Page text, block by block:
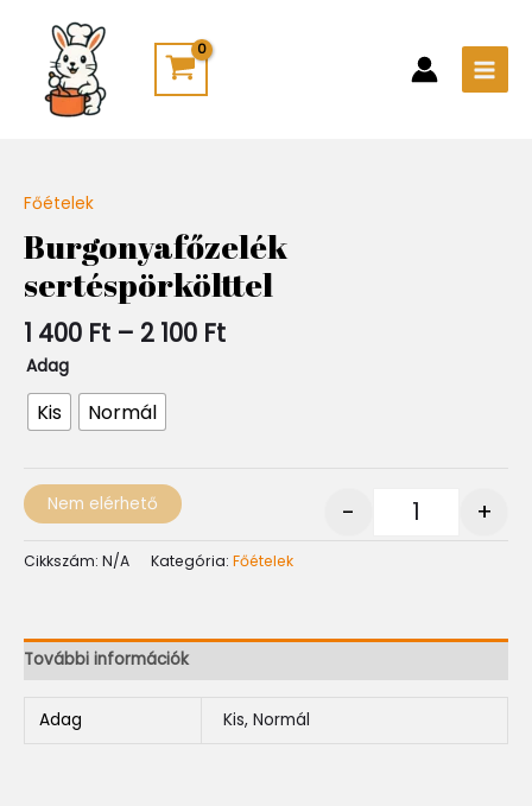
content
Főételek
Burgonyafőzelék
sertéspörkölttel
1 400 Ft – 2 100 Ft
400 Ft
-
2
100 Ft
Adag
Kis Normál
- +
Nem elérhető
Cikkszám: N/A Kategória: Főételek
További információk
Adag Kis, Normál